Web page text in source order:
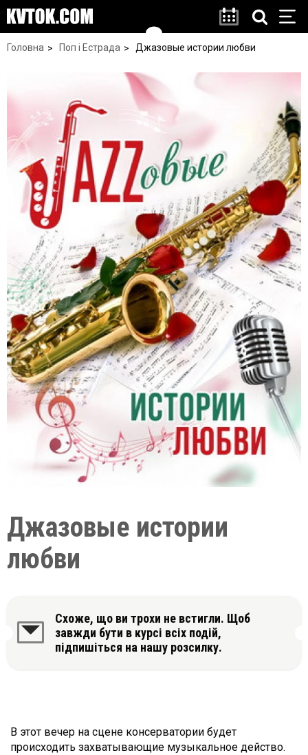
Головна Поп і Естрада Джазовые истории любви
Джазовые истории
любви
Схоже, що ви трохи не встигли. Щоб
завжди бути в курсі всіх подій,
підпишіться на нашу розсилку.
В этот вечер на сцене консерватории будет
происходить захватывающие музыкальное действо.